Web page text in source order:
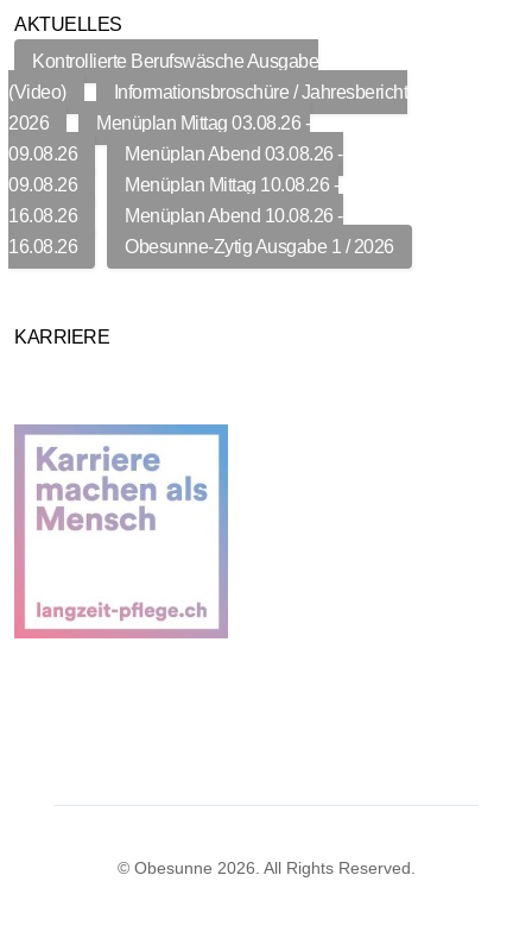
AKTUELLES
Kontrollierte Berufswäsche Ausgabe
(Video)
Informationsbroschüre / Jahresbericht
2026
Menüplan Mittag 03.08.26 -
09.08.26
Menüplan Abend 03.08.26 -
09.08.26
Menüplan Mittag 10.08.26 -
16.08.26
Menüplan Abend 10.08.26 -
16.08.26
Obesunne-Zytig Ausgabe 1 / 2026
KARRIERE
© Obesunne 2026. All Rights Reserved.